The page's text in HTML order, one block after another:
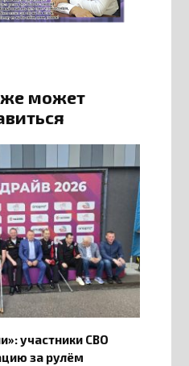
может
участники СВО
за рулём